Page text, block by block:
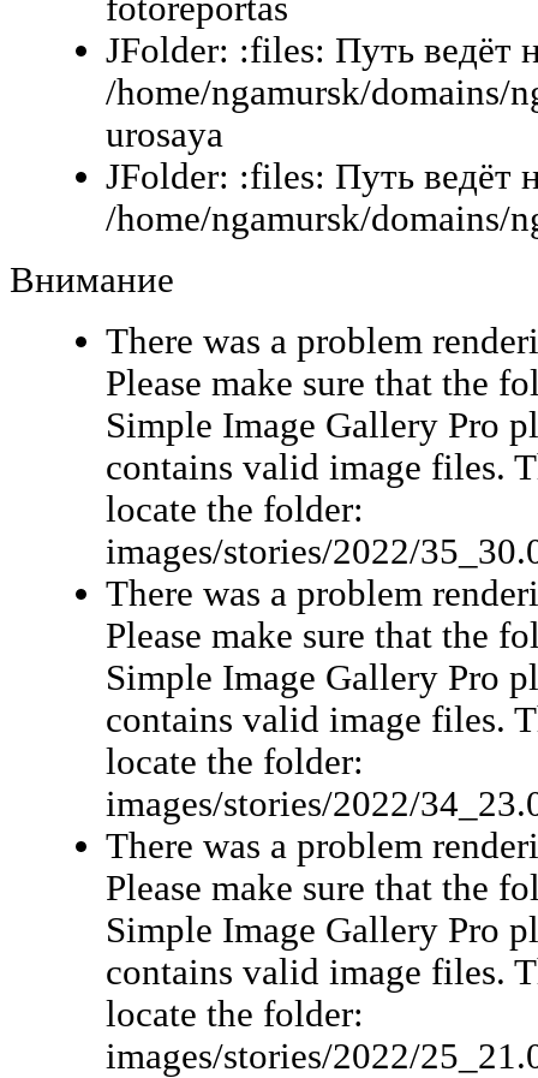
fotoreportas
JFolder: :files: Путь ведёт
/home/ngamursk/domains/
urosaya
JFolder: :files: Путь ведёт
/home/ngamursk/domains/
Внимание
There was a problem
Please make sure that the
Simple Image Gallery Pro
contains valid image files.
locate the folder:
images/stories/2022/
There was a problem
Please make sure that the
Simple Image Gallery Pro
contains valid image files.
locate the folder:
images/stories/2022/
There was a problem
Please make sure that the
Simple Image Gallery Pro
contains valid image files.
locate the folder:
images/stories/2022/